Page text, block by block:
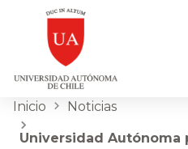
Inicio Noticias
Universidad Autónoma